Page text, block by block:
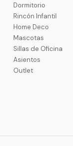
Dormitorio
Rincón Infantil
Home Deco
Mascotas
Sillas de Oficina
Asientos
Outlet